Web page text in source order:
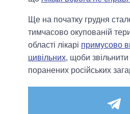
Ще на початку грудня
тимчасово окупованій
області лікарі примусово
цивільних, щоби
поранених російських